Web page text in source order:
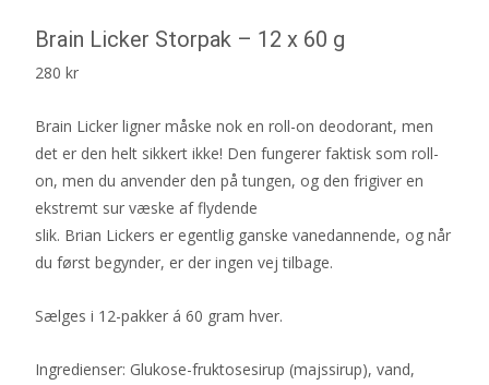
Brain Licker Storpak – 12 x 60 g
280 kr
Brain Licker ligner måske nok en roll-on deodorant, men
det er den helt sikkert ikke! Den fungerer faktisk som roll-
on, men du anvender den på tungen, og den frigiver en
ekstremt sur væske af flydende
slik. Brian Lickers er egentlig ganske vanedannende, og når
du først begynder, er der ingen vej tilbage.
Sælges i 12-pakker á 60 gram hver.
Ingredienser: Glukose-fruktosesirup (majssirup), vand,